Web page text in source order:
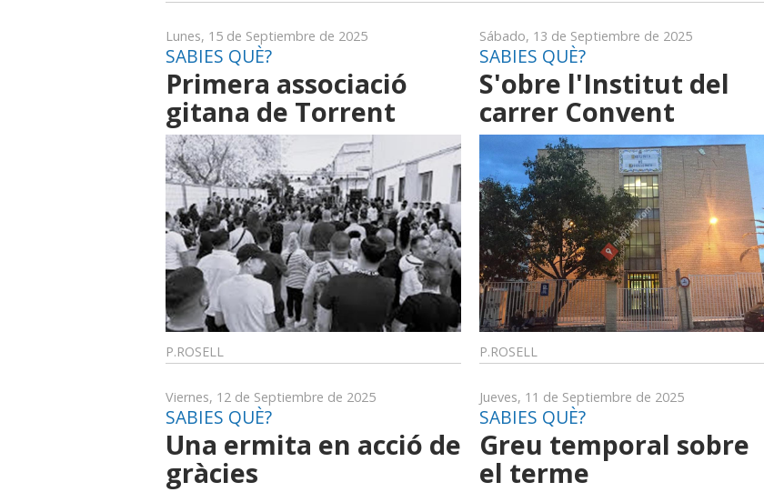
Lunes, 15 de Septiembre de 2025
SABIES QUÈ?
Primera associació
gitana de Torrent
P.ROSELL
Viernes, 12 de Septiembre de 2025
SABIES QUÈ?
Una ermita en acció de
gràcies
Sábado, 13 de Septiembre de 2025
SABIES QUÈ?
S'obre l'Institut del
carrer Convent
P.ROSELL
Jueves, 11 de Septiembre de 2025
SABIES QUÈ?
Greu temporal sobre
el terme